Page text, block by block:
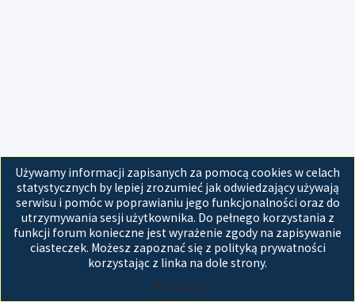
Używamy informacji zapisanych za pomocą cookies w celach
statystycznych by lepiej zrozumieć jak odwiedzający używają
serwisu i pomóc w poprawianiu jego funkcjonalności oraz do
utrzymywania sesji użytkownika. Do pełnego korzystania z
funkcji forum konieczne jest wyrażenie zgody na zapisywanie
ciasteczek. Możesz zapoznać się z polityką prywatności
korzystając z linka na dole strony.
Akceptuję